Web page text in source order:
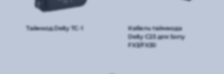
Таймкод Deity TC-1
Кабель таймкода
Deity C23 для Sony
FX3/FX30